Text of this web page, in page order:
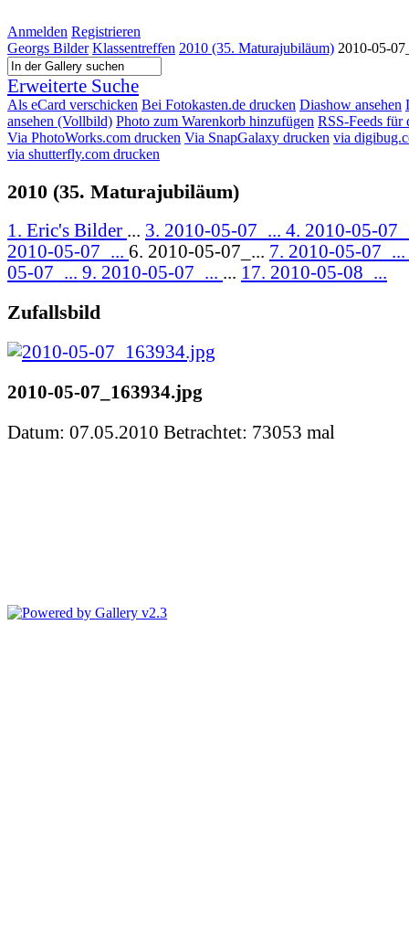
Anmelden Registrieren
Georgs Bilder Klassentreffen 2010 (35. Maturajubiläum) 2010-05-
Erweiterte Suche
Als eCard verschicken Bei Fotokasten.de drucken Diashow ansehen
ansehen (Vollbild) Photo zum Warenkorb hinzufügen RSS-Feeds für
Via PhotoWorks.com drucken Via SnapGalaxy drucken via
via shutterfly.com drucken
2010 (35. Maturajubiläum)
1. Eric's Bilder ... 3. 2010-05-07_... 4. 2010-05-
2010-05-07_... 6. 2010-05-07_... 7. 2010-05-07_...
05-07_... 9. 2010-05-07_... ... 17. 2010-05-08_...
Zufallsbild
2010-05-07_163934.jpg
Datum: 07.05.2010 Betrachtet: 73053 mal